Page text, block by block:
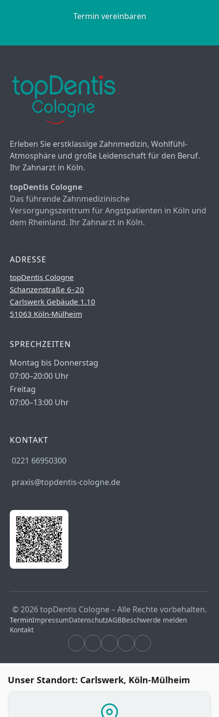
Termin vereinbaren
Erleben Sie erstklassige Zahnmedizin, Wohlfühl-
Atmosphäre und große Leidenschaft für den Beruf.
Ihr Zahnarzt in Köln.
topDentis Cologne
Das führende Zahnmedizinische
Versorgungszentrum für Angstpatienten in Köln und
dem Rheinland. Ihr Zahnarzt in Köln.
ADRESSE
topDentis Cologne
Schanzenstraße 6–20
Carlswerk Gebäude 1.10
51063 Köln-Mülheim
SPRECHZEITEN
Montag bis Donnerstag
07:00–20:00 Uhr
Freitag
07:00–13:00 Uhr
KONTAKT
0221 66950300
praxis@topdentis-cologne.de
© 2026 topDentis Cologne – Alle Rechte vorbehalten.
TerminImpressumDatenschutzAGBBeschwerde melden
Kontakt
Unser Standort: Carlswerk, Köln-Mülheim